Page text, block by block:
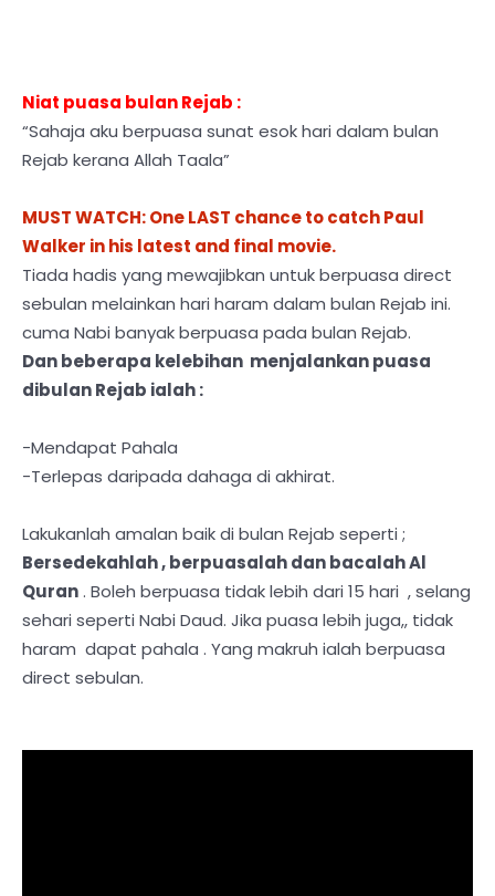
Niat puasa bulan Rejab :
“Sahaja aku berpuasa sunat esok hari dalam bulan
Rejab kerana Allah Taala”
MUST WATCH: One LAST chance to catch Paul
Walker in his latest and final movie.
Tiada hadis yang mewajibkan untuk berpuasa direct
sebulan melainkan hari haram dalam bulan Rejab ini.
cuma Nabi banyak berpuasa pada bulan Rejab.
Dan beberapa kelebihan menjalankan puasa
dibulan Rejab ialah :
-Mendapat Pahala
-Terlepas daripada dahaga di akhirat.
Lakukanlah amalan baik di bulan Rejab seperti ;
Bersedekahlah , berpuasalah dan bacalah Al
Quran. Boleh berpuasa tidak lebih dari 15 hari , selang
sehari seperti Nabi Daud. Jika puasa lebih juga,, tidak
haram dapat pahala . Yang makruh ialah berpuasa
direct sebulan.